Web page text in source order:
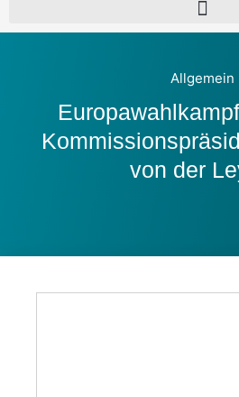
Allgemein
von der